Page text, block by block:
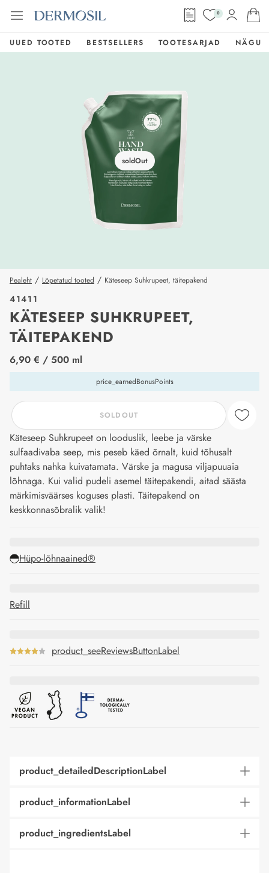
0
UUED TOOTED BESTSELLERS TOOTESARJAD NÄGU
soldOut
Pealeht / Lõpetatud tooted / Käteseep Suhkrupeet, täitepakend
41411
KÄTESEEP SUHKRUPEET,
TÄITEPAKEND
price_label
6,90 € / 500 ml
price_earnedBonusPoints
SOLDOUT
Käteseep Suhkrupeet on looduslik, leebe ja värske
sulfaadivaba seep, mis peseb käed õrnalt, kuid tõhusalt
puhtaks nahka kuivatamata. Värske ja magusa viljapuuaia
lõhnaga. Kui valid pudeli asemel täitepakendi, aitad säästa
märkimisväärses koguses plasti. Täitepakend on
keskkonnasõbralik valik!
Hüpo-lõhnaained®
Refill
product_seeReviewsButtonLabel
product_detailedDescriptionLabel
product_informationLabel
product_ingredientsLabel